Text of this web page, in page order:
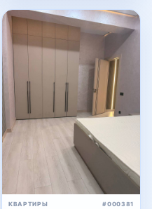
КВАРТИРЫ #000381